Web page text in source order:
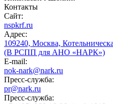
Контакты
Сайт:
nspkrf.ru
Адрес:
109240, Москва,
(В РСПП для АНО «НАРК»)
E-mail:
nok-nark@nark.ru
Пресс-служба:
pr@nark.ru
Пресс-служба: